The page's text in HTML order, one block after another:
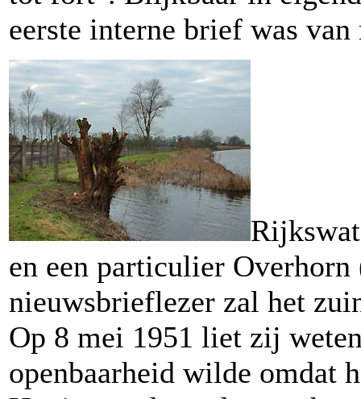
eerste interne brief was
en een particulier
nieuwsbrieflezer zal het
Op 8 mei 1951 liet zij
openbaarheid wilde omdat